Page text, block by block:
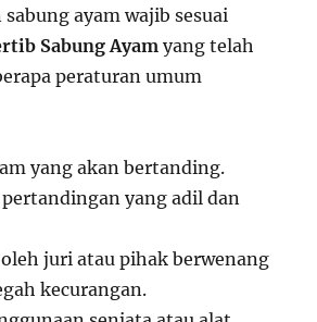
ayam wajib sesuai
Sabung Ayam yang telah
peraturan umum
yang akan bertanding.
yang adil dan
oleh juri atau pihak berwenang
kecurangan.